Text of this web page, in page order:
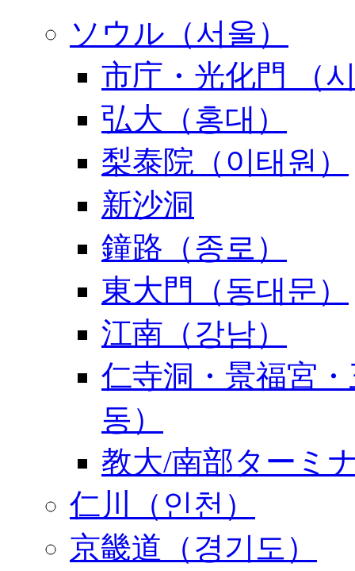
ソウル（서울）
市庁・光化門 （
弘大（홍대）
梨泰院（이태원）
新沙洞
鐘路（종로）
東大門（동대문）
江南（강남）
仁寺洞・景福宮
동）
教大/南部ターミ
仁川（인천）
京畿道（경기도）